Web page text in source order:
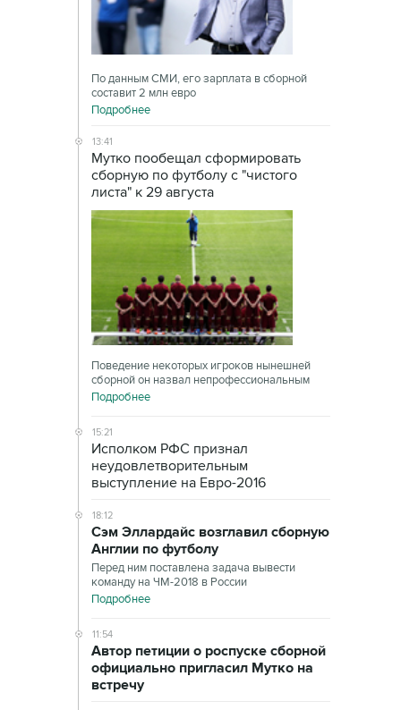
По данным СМИ, его зарплата в сборной
составит 2 млн евро
Подробнее
13:41
Мутко пообещал сформировать
сборную по футболу с "чистого
листа" к 29 августа
Поведение некоторых игроков нынешней
сборной он назвал непрофессиональным
Подробнее
15:21
Исполком РФС признал
неудовлетворительным
выступление на Евро-2016
18:12
Сэм Эллардайс возглавил сборную
Англии по футболу
Перед ним поставлена задача вывести
команду на ЧМ-2018 в России
Подробнее
11:54
Автор петиции о роспуске сборной
официально пригласил Мутко на
встречу